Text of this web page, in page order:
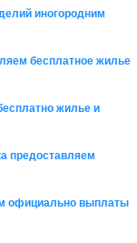
иногородним
бесплатное жилье
жилье и
предоставляем
официально выплаты